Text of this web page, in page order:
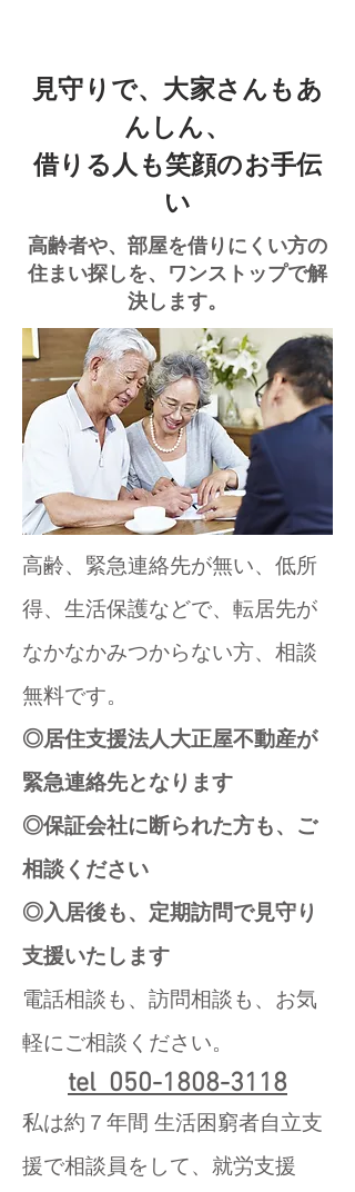
​見守りで、大家さんもあ
んしん、
借りる人も笑顔のお手伝
い
高齢者や、部屋を借りにくい方の
住まい探しを、ワンストップで解
決します。
高齢、緊急連絡先が無い、低所
得、生活保護などで、転居先が
なかなかみつからない方、相談
無料です。
◎居住支援法人大正屋不動産が
緊急連絡先となります
◎保証会社に断られた方も、 ご
相談ください
◎入居後も、定期訪問で見守り
支援いたします
電話相談も、訪問相談も、お気
軽にご相談ください。
tel 050-1808-3118
私は約７年間 生活困窮者自立支
援で相談員をして、就労支援